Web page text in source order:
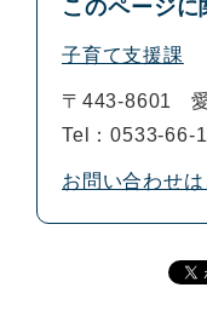
このページ
子育て支援課
〒443-8601
Tel：0533-66-
お問い合わせ